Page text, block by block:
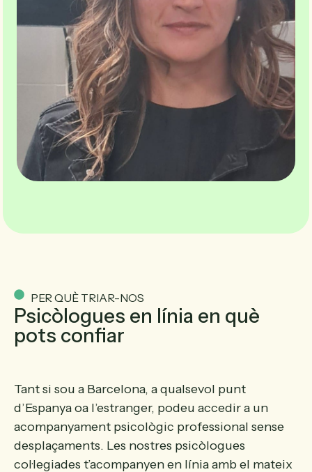
PER QUÈ TRIAR-NOS
Psicòlogues en línia en què
pots confiar
Tant si sou a Barcelona, ​​a qualsevol punt
d’Espanya oa l’estranger, podeu accedir a un
acompanyament psicològic professional sense
desplaçaments. Les nostres psicòlogues
col·legiades t’acompanyen en línia amb el mateix